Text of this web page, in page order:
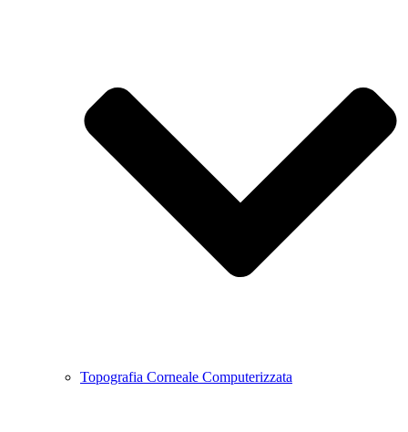
Topografia Corneale Computerizzata